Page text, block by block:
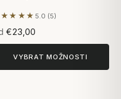
5.0 (5)
základě 5 hodnocení
€23,00
VYBRAT MOŽNOSTI